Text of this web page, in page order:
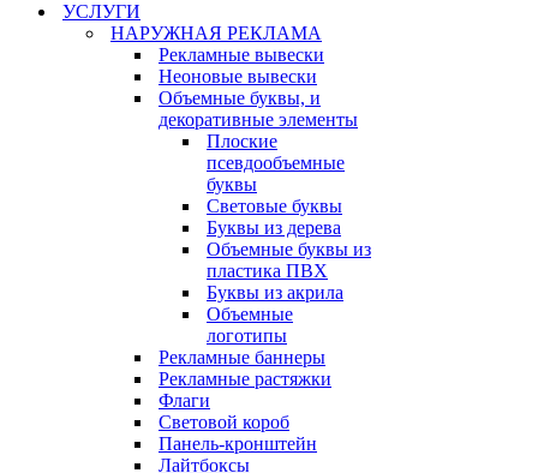
УСЛУГИ
НАРУЖНАЯ РЕКЛАМА
Рекламные вывески
Неоновые вывески
Объемные буквы, и
декоративные элементы
Плоские
псевдообъемные
буквы
Световые буквы
Буквы из дерева
Объемные буквы из
пластика ПВХ
Буквы из акрила
Объемные
логотипы
Рекламные баннеры
Рекламные растяжки
Флаги
Световой короб
Панель-кронштейн
Лайтбоксы